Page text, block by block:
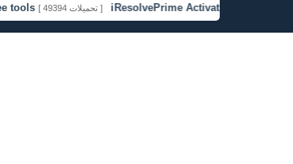
[ 49394 تحميلات ] iResolvePrime Activation Bypass